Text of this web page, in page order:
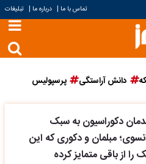
تماس با ما | درباره ما | تبلیغات
دانش آراستگی پرسپولیس
دکوراسیون به سبک
مبلمان و دکوری که این
را از باقی متمایز کرده